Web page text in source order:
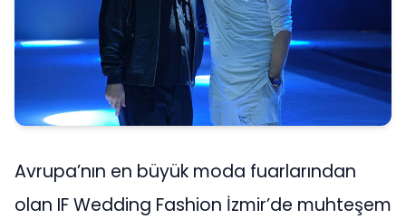
Avrupa’nın en büyük moda fuarlarından
olan IF Wedding Fashion İzmir’de muhteşem